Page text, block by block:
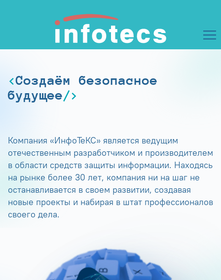
Создаём безопасное
будущее
Компания «ИнфоТеКС» является ведущим
отечественным разработчиком и производителем
в области средств защиты информации. Находясь
на рынке более 30 лет, компания ни на шаг не
останавливается в своем развитии, создавая
новые проекты и набирая в штат профессионалов
своего дела.